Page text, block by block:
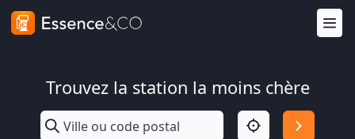
Trouvez la station la moins chère